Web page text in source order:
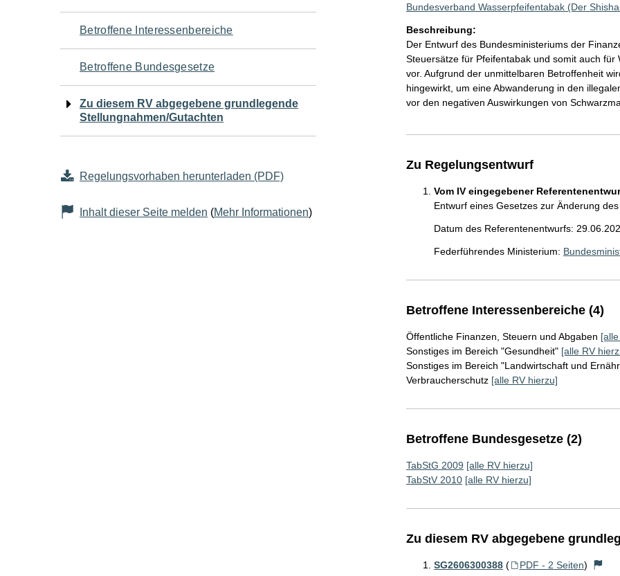
Seiteninhalt
Betroffene Interessenbereiche
Betroffene Bundesgesetze
Zu diesem RV abgegebene grundlegende
Stellungnahmen/Gutachten
Regelungsvorhaben herunterladen (PDF)
Inhalt dieser Seite melden (Mehr Informationen)
Bundesverband Wasserpfeifentabak (Der
Beschreibung:
Der Entwurf des Bundesministeriums der
Steuersätze für Pfeifentabak und somit auch
vor. Aufgrund der unmittelbaren Betroffenheit
hingewirkt, um eine Abwanderung in den
vor den negativen Auswirkungen von
Zu Regelungsentwurf
Vom IV eingegebener
Entwurf eines Gesetzes zur Änderung
Datum des Referentenentwurfs:
Federführendes Ministerium:
Betroffene Interessenbereiche (4)
Öffentliche Finanzen, Steuern und Abgaben
Sonstiges im Bereich "Gesundheit" [alle RV
Sonstiges im Bereich "Landwirtschaft und
Verbraucherschutz [alle RV hierzu]
Betroffene Bundesgesetze (2)
TabStG 2009 [alle RV hierzu]
TabStV 2010 [alle RV hierzu]
Zu diesem RV abgegebene
SG2606300388 ( PDF - 2 Seiten)